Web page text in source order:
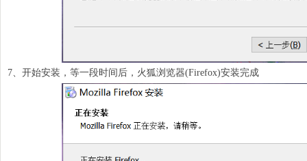
7、开始安装，等一段时间后，火狐浏览器(Firefox)安装完成